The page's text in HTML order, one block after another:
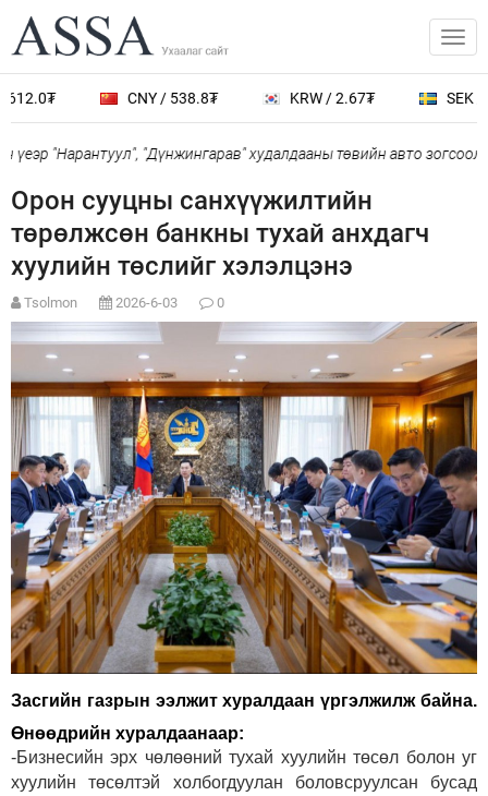
CNY / 538.8₮ KRW / 2.67₮ SEK /
үеэр "Нарантуул", "Дүнжингарав" худалдааны төвийн авто
Орон сууцны санхүүжилтийн
төрөлжсөн банкны тухай анхдагч
хуулийн төслийг хэлэлцэнэ
Tsolmon 2026-6-03 0
Засгийн газрын ээлжит хуралдаан үргэлжилж байна.
Өнөөдрийн хуралдаанаар:
-Бизнесийн эрх чөлөөний тухай хуулийн төсөл болон уг
хуулийн төсөлтэй холбогдуулан боловсруулсан бусад